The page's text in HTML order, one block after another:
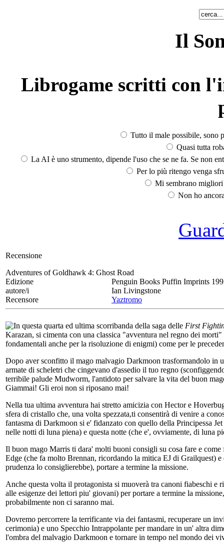
Il
Librogame scritti con
Tutto il male possibile, sono
Quasi tutta
La AI è uno strumento, dipende l'uso che se ne fa. Se non
Per lo più ritengo venga
Mi sembrano
Non ho
Recensione
Adventures of Goldhawk 4: Ghost Road
Edizione
Penguin Books Puffin Imprints
autore/i
Ian Livingstone
Recensore
Yaztromo
In questa quarta ed ultima scorribanda della saga delle First
Karazan, si cimenta con una classica "avventura nel regno dei
fondamentali anche per la risoluzione di enigmi) come per le
Dopo aver sconfitto il mago malvagio Darkmoon trasformandolo in
armate di scheletri che cingevano d'assedio il tuo regno
terribile palude Mudworm, l'antidoto per salvare la vita del buon
Giammai! Gli eroi non si riposano mai!
Nella tua ultima avventura hai stretto amicizia con Hector e
sfera di cristallo che, una volta spezzata,ti consentirà di venire a
fantasma di Darkmoon si e' fidanzato con quello della Principessa
nelle notti di luna piena) e questa notte (che e', ovviamente, di luna
Il buon mago Marris ti dara' molti buoni consigli su cosa fare e
Edge (che fa molto Brennan, ricordando la mitica EJ di Grailquest)
prudenza lo consiglierebbe), portare a termine la missione.
Anche questa volta il protagonista si muoverà tra canoni fiabeschi
alle esigenze dei lettori piu' giovani) per portare a termine la
probabilmente non ci saranno mai.
Dovremo percorrere la terrificante via dei fantasmi, recuperare un
cerimonia) e uno Specchio Intrappolante per mandare in un' altra
l'ombra del malvagio Darkmoon e tornare in tempo nel mondo dei